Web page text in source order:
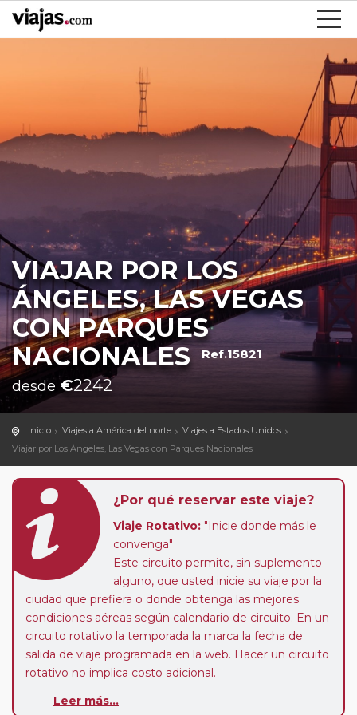
VIAJAR POR LOS
ÁNGELES, LAS VEGAS
CON PARQUES
NACIONALES
Ref.15821
desde €2242
Inicio Viajes a América del norte
Viajes a Estados Unidos
Viajar por Los Ángeles, Las Vegas con Parques Nacionales
¿Por qué reservar este viaje?
Viaje Rotativo: "Inicie donde más le
convenga"
Este circuito permite, sin suplemento
alguno, que usted inicie su viaje por la
ciudad que prefiera o donde obtenga las mejores
condiciones aéreas según calendario de circuito. En un
circuito rotativo la temporada la marca la fecha de
salida de viaje programada en la web. Hacer un circuito
rotativo no implica costo adicional.
posibilidad de hacer el sector de viaje que más le
Leer más...